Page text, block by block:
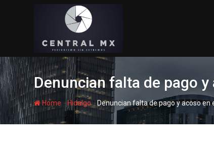
Denuncian falta de pago y
Home - Hidalgo- Denuncian falta de pago y acoso en